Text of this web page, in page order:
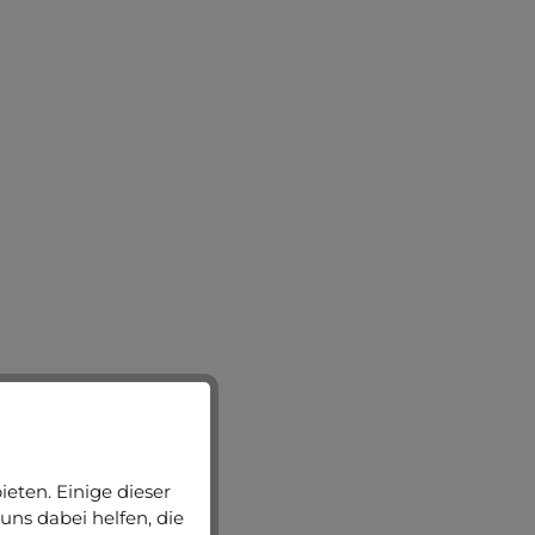
Einige dieser
dabei helfen, die